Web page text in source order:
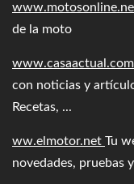
de la moto
www.casaactual.com
con noticias y
Recetas, ...
ww.elmotor.net Tu
novedades, pruebas